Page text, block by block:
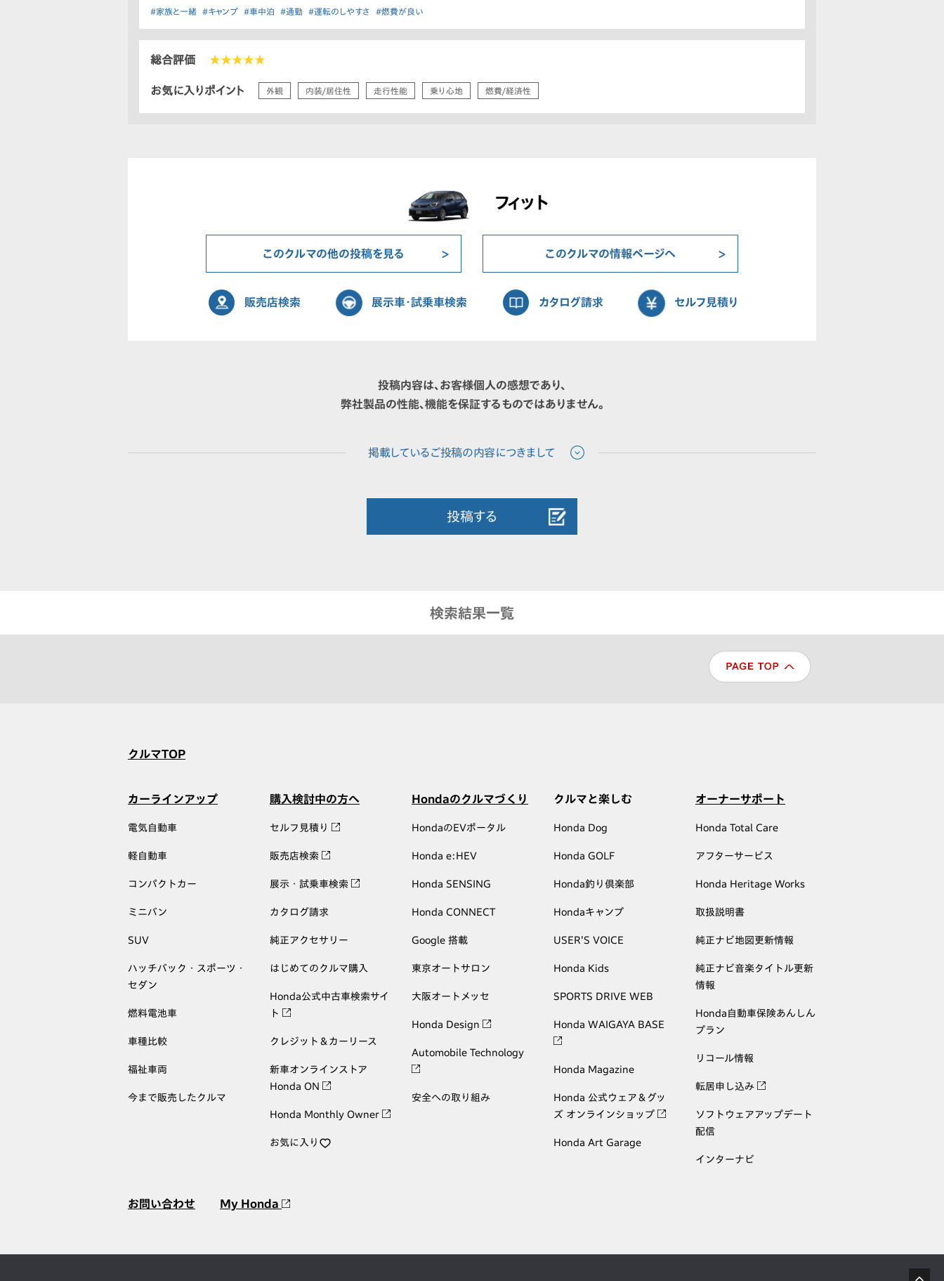
#家族と一緒 #キャンプ #車中泊 #通勤 #運転のしやすさ #燃費が良い
総合評価 ★★★★★
お気に入りポイント 外観 内装/居住性 走行性能 乗り心地 燃費/経済性
フィット
このクルマの他の投稿を見る このクルマの情報ページへ
販売店検索 展示車・試乗車検索 カタログ請求 セルフ見積り
投稿内容は、お客様個人の感想であり、
弊社製品の性能、機能を保証するものではありません。
投稿する
検索結果一覧
クルマTOP
カーラインアップ
電気自動車
軽自動車
コンパクトカー
ミニバン
SUV
ハッチバック・スポーツ・
セダン
燃料電池車
車種比較
福祉車両
今まで販売したクルマ
購入検討中の方へ
セルフ見積り
販売店検索
展示・試乗車検索
カタログ請求
純正アクセサリー
はじめてのクルマ購入
Honda公式中古車検索サイ
ト
クレジット＆カーリース
新車オンラインストア
Honda ON
Honda Monthly Owner
お気に入り
Hondaのクルマづくり
HondaのEVポータル
Honda e:HEV
Honda SENSING
Honda CONNECT
Google 搭載
東京オートサロン
大阪オートメッセ
Honda Design
Automobile Technology
安全への取り組み
クルマと楽しむ
Honda Dog
Honda GOLF
Honda釣り倶楽部
Hondaキャンプ
USER'S VOICE
Honda Kids
SPORTS DRIVE WEB
Honda WAIGAYA BASE
Honda Magazine
Honda 公式ウェア＆グッ
ズ オンラインショップ
Honda Art Garage
オーナーサポート
Honda Total Care
アフターサービス
Honda Heritage Works
取扱説明書
純正ナビ地図更新情報
純正ナビ音楽タイトル更新
情報
Honda自動車保険あんしん
プラン
リコール情報
転居申し込み
ソフトウェアアップデート
配信
インターナビ
お問い合わせ My Honda